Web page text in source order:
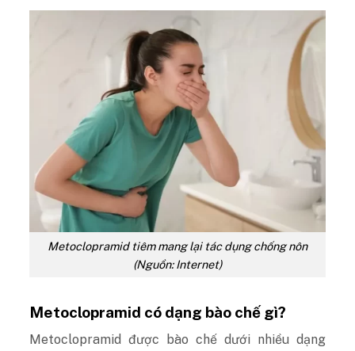
Metoclopramid tiêm mang lại tác dụng chống nôn
(Nguồn: Internet)
Metoclopramid có dạng bào chế gì?
Metoclopramid được bào chế dưới nhiều dạng